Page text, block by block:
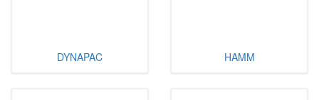
DYNAPAC HAMM